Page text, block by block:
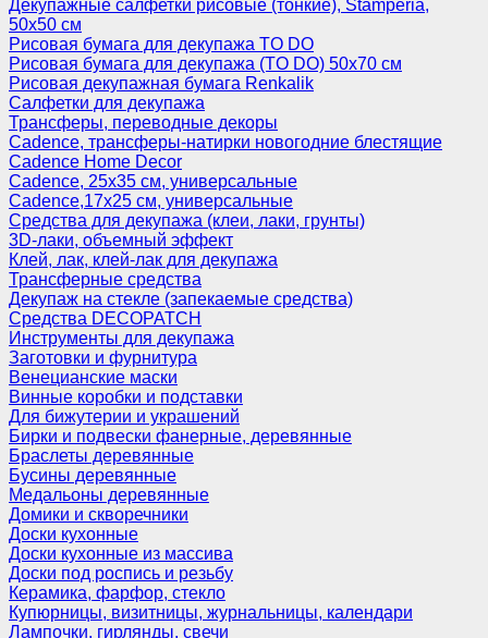
Декупажные салфетки рисовые (тонкие), Stamperia,
50х50 см
Рисовая бумага для декупажа TO DO
Рисовая бумага для декупажа (TO DO) 50х70 см
Рисовая декупажная бумага Renkalik
Салфетки для декупажа
Трансферы, переводные декоры
Cadence, трансферы-натирки новогодние блестящие
Cadence Home Decor
Cadence, 25х35 см, универсальные
Cadence,17х25 см, универсальные
Средства для декупажа (клеи, лаки, грунты)
3D-лаки, объемный эффект
Клей, лак, клей-лак для декупажа
Трансферные средства
Декупаж на стекле (запекаемые средства)
Средства DECOPATCH
Инструменты для декупажа
Заготовки и фурнитура
Венецианские маски
Винные коробки и подставки
Для бижутерии и украшений
Бирки и подвески фанерные, деревянные
Браслеты деревянные
Бусины деревянные
Медальоны деревянные
Домики и скворечники
Доски кухонные
Доски кухонные из массива
Доски под роспись и резьбу
Керамика, фарфор, стекло
Купюрницы, визитницы, журнальницы, календари
Лампочки, гирлянды, свечи